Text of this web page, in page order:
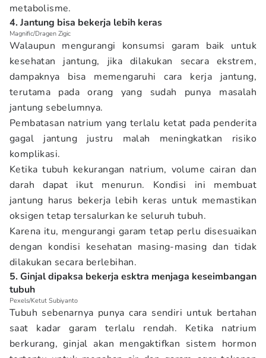
metabolisme.
4. Jantung bisa bekerja lebih keras
Magnific/Dragen Zigic
Walaupun mengurangi konsumsi garam baik untuk
kesehatan jantung, jika dilakukan secara ekstrem,
dampaknya bisa memengaruhi cara kerja jantung,
terutama pada orang yang sudah punya masalah
jantung sebelumnya.
Pembatasan natrium yang terlalu ketat pada penderita
gagal jantung justru malah meningkatkan risiko
komplikasi.
Ketika tubuh kekurangan natrium, volume cairan dan
darah dapat ikut menurun. Kondisi ini membuat
jantung harus bekerja lebih keras untuk memastikan
oksigen tetap tersalurkan ke seluruh tubuh.
Karena itu, mengurangi garam tetap perlu disesuaikan
dengan kondisi kesehatan masing-masing dan tidak
dilakukan secara berlebihan.
5. Ginjal dipaksa bekerja esktra menjaga keseimbangan
tubuh
Pexels/Ketut Subiyanto
Tubuh sebenarnya punya cara sendiri untuk bertahan
saat kadar garam terlalu rendah. Ketika natrium
berkurang, ginjal akan mengaktifkan sistem hormon